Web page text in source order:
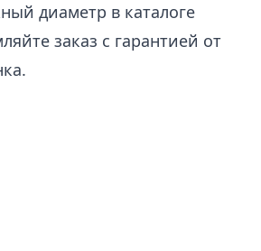
диаметр в каталоге
заказ с гарантией от